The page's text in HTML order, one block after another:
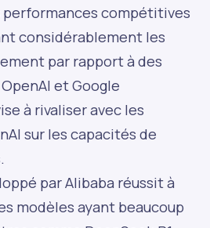
compétitives
considérablement les
par rapport à des
et Google
à rivaliser avec les
sur les capacités de
par Alibaba réussit à
modèles ayant beaucoup